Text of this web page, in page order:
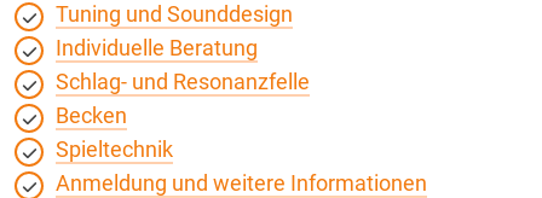
Tuning und Sounddesign
Individuelle Beratung
Schlag- und Resonanzfelle
Becken
Spieltechnik
Anmeldung und weitere Informationen